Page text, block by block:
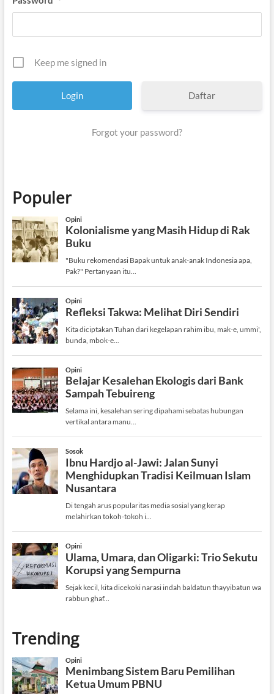
Keep me signed in
Daftar
Forgot your password?
Populer
Trending